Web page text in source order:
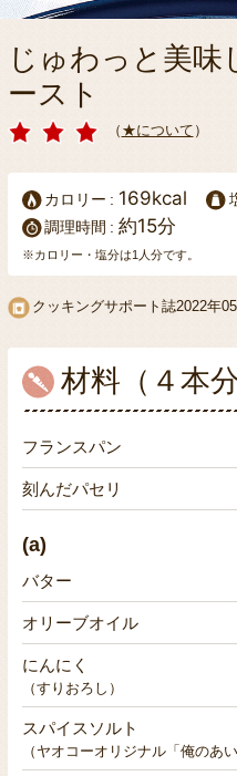
じゅわっと美味
ースト
（ ★について ）
カロリー 169kcal
調理時間 約15分
※カロリー・塩分は1人分です。
クッキングサポート誌2022年
材料（４本分
フランスパン
刻んだパセリ
(a)
バター
オリーブオイル
にんにく
（すりおろし）
スパイスソルト
（ヤオコーオリジナル「俺のあい